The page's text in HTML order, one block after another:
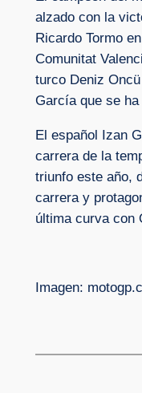
alzado con la
Ricardo Tormo
Comunitat
turco Deniz
García que se
El español Izan
carrera de la
triunfo este año,
carrera y
última curva con
Imagen: